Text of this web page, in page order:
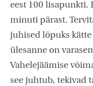
eest 100
minuti pärast.
juhised lõpuks kätte
ülesanne on
Vahelejäämise
see juhtub, tekivad